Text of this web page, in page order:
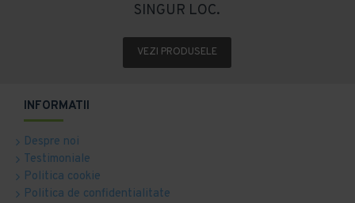
SINGUR LOC.
VEZI PRODUSELE
INFORMATII
Despre noi
Testimoniale
Politica cookie
Politica de confidentialitate